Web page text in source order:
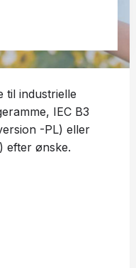
til industrielle
IEC B3
-PL) eller
efter ønske.